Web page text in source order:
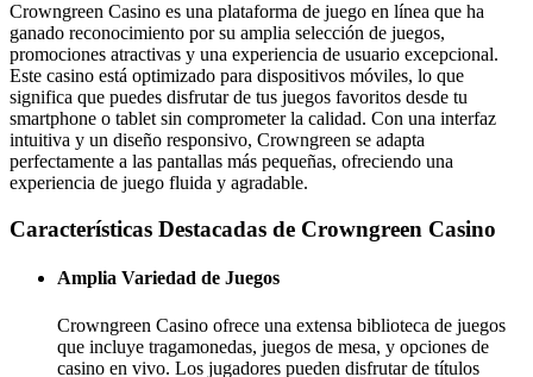
Crowngreen Casino es una plataforma de juego en línea que ha
ganado reconocimiento por su amplia selección de juegos,
promociones atractivas y una experiencia de usuario excepcional.
Este casino está optimizado para dispositivos móviles, lo que
significa que puedes disfrutar de tus juegos favoritos desde tu
smartphone o tablet sin comprometer la calidad. Con una interfaz
intuitiva y un diseño responsivo, Crowngreen se adapta
perfectamente a las pantallas más pequeñas, ofreciendo una
experiencia de juego fluida y agradable.
Características Destacadas de Crowngreen Casino
Amplia Variedad de Juegos
Crowngreen Casino ofrece una extensa biblioteca de juegos
que incluye tragamonedas, juegos de mesa, y opciones de
casino en vivo. Los jugadores pueden disfrutar de títulos